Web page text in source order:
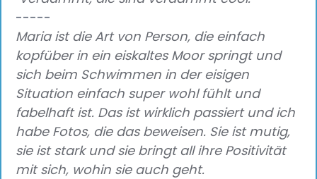
-----
Maria ist die Art von Person, die einfach
kopfüber in ein eiskaltes Moor springt und
sich beim Schwimmen in der eisigen
Situation einfach super wohl fühlt und
fabelhaft ist. Das ist wirklich passiert und ich
habe Fotos, die das beweisen. Sie ist mutig,
sie ist stark und sie bringt all ihre Positivität
mit sich, wohin sie auch geht.